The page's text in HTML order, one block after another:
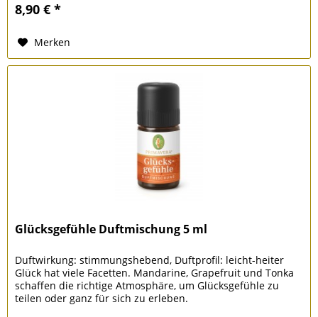
8,90 € *
Merken
Glücksgefühle Duftmischung 5 ml
Duftwirkung: stimmungshebend, Duftprofil: leicht-heiter
Glück hat viele Facetten. Mandarine, Grapefruit und Tonka
schaffen die richtige Atmosphäre, um Glücksgefühle zu
teilen oder ganz für sich zu erleben.